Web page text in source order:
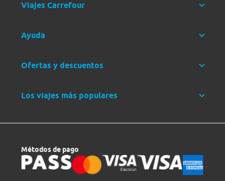
Viajes Carrefour
Ayuda
Ofertas y descuentos
Los viajes más populares
Métodos de pago